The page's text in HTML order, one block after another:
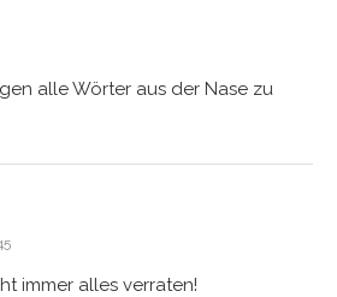
alle Wörter aus der Nase zu
immer alles verraten!